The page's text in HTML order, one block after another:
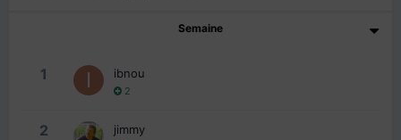
Semaine
1 ibnou
2
2 jimmy